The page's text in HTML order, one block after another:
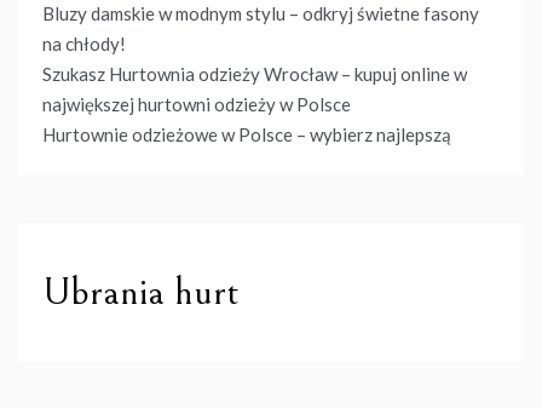
Bluzy damskie w modnym stylu – odkryj świetne fasony
na chłody!
Szukasz Hurtownia odzieży Wrocław – kupuj online w
największej hurtowni odzieży w Polsce
Hurtownie odzieżowe w Polsce – wybierz najlepszą
Ubrania hurt